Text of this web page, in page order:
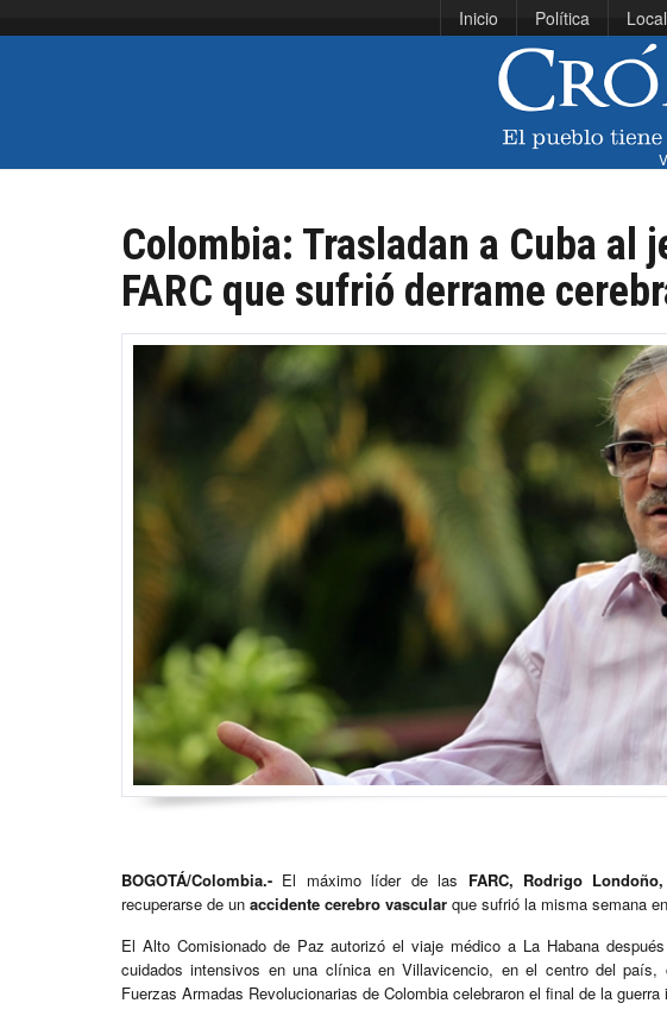
Inicio Política
Colombia: Trasladan a Cuba al
FARC que sufrió derrame
BOGOTÁ/Colombia.- El máximo líder de las FARC, Rodrigo
recuperarse de un accidente cerebro vascular que sufrió la misma semana
El Alto Comisionado de Paz autorizó el viaje médico a La Habana
cuidados intensivos en una clínica en Villavicencio, en el centro del
Fuerzas Armadas Revolucionarias de Colombia celebraron el final de la